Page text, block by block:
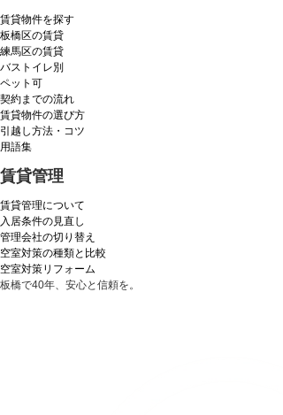
賃貸物件を探す
板橋区の賃貸
練馬区の賃貸
バストイレ別
ペット可
契約までの流れ
賃貸物件の選び方
引越し方法・コツ
用語集
賃貸管理
賃貸管理について
入居条件の見直し
管理会社の切り替え
空室対策の種類と比較
空室対策リフォーム
板橋で40年、安心と信頼を。